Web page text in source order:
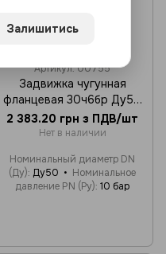
Артикул: 00755
Задвижка чугунная
фланцевая 30ч6бр Ду50
Ру10 (Украина)
2 383.20 грн з ПДВ/шт
Нет в наличии
Номинальный диаметр DN
(Ду) Ду50
Номинальное
давление PN (Ру) 10 бар
Залишитись